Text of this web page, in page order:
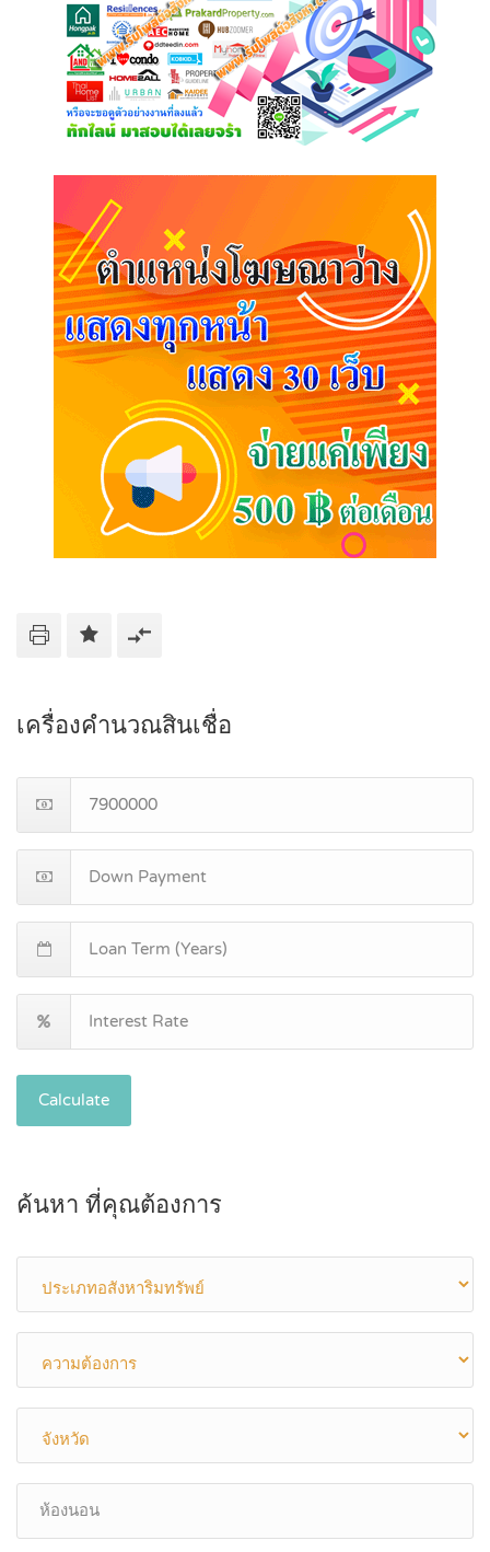
เครื่องคำนวณสินเชื่อ
Calculate
ค้นหา ที่คุณต้องการ